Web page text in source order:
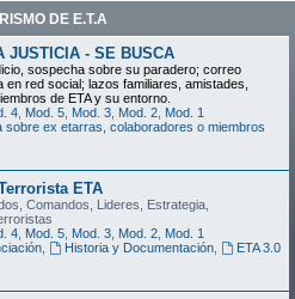
DE E.T.A
JUSTICIA - SE BUSCA
sospecha sobre su paradero; correo
en red social; lazos familiares, amistades,
de ETA y su entorno.
4 Mod. 5 Mod. 3 Mod. 2 Mod. 1
sobre ex etarras, colaboradores o miembros
ETA
Comandos, Lideres, Estrategia,
4 Mod. 5 Mod. 3 Mod. 2 Mod. 1
, Historia y Documentación,
ETA 3.0